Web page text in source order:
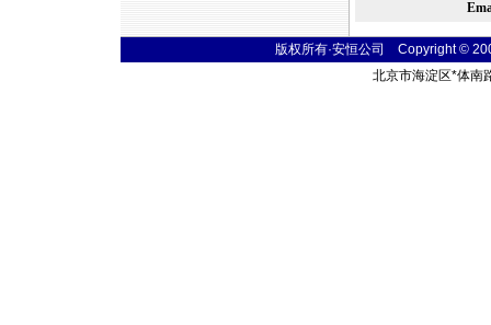
版权所有·安恒公司 Copyright ©
北京市海淀区*体南